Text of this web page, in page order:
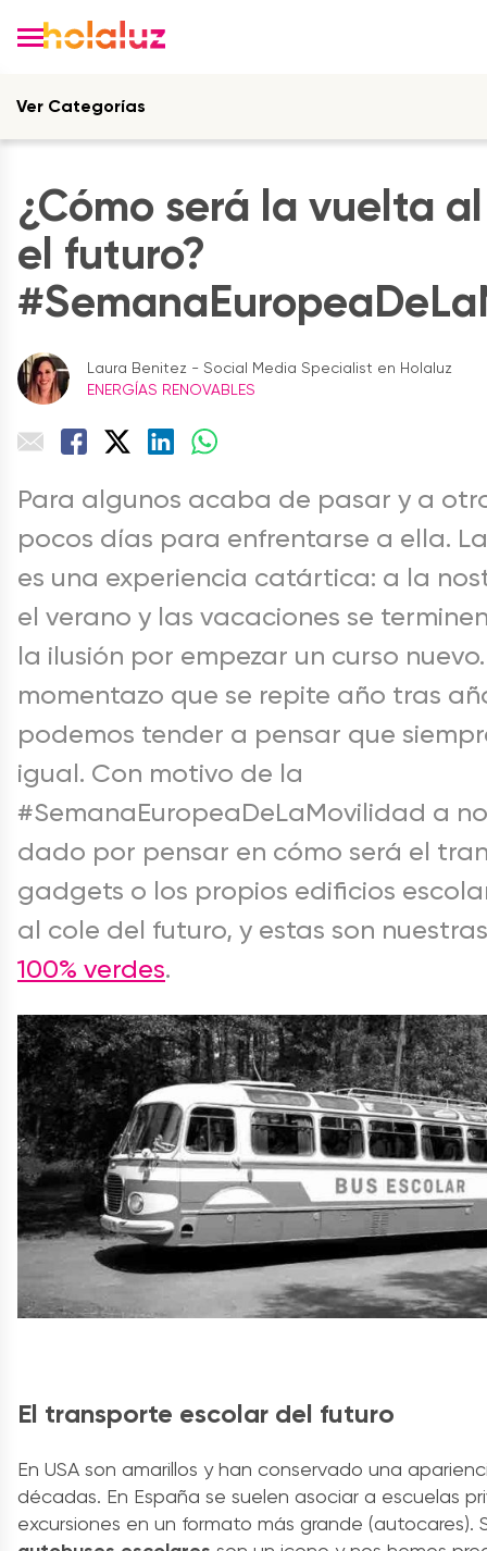
Ver Categorías
¿Cómo será la vuelta
el futuro?
Laura Benitez - Social Media Specialist en Holaluz
ENERGÍAS RENOVABLES
Para algunos acaba de pasar y a
pocos días para enfrentarse a ella.
es una experiencia catártica: a la
el verano y las vacaciones se
la ilusión por empezar un curso
momentazo que se repite año tras
podemos tender a pensar que
igual. Con motivo de la
#SemanaEuropeaDeLaMovilidad a
dado por pensar en cómo será el
gadgets o los propios edificios
al cole del futuro, y estas son
100% verdes.
El transporte escolar del futuro
En USA son amarillos y han conservado una
décadas. En España se suelen asociar a escuelas
excursiones en un formato más grande (autocares).